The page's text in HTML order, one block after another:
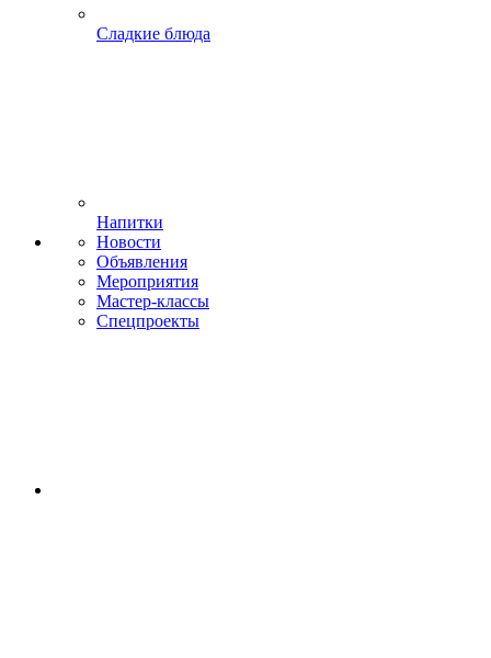
Сладкие блюда
Напитки
Новости
Объявления
Мероприятия
Мастер-классы
Спецпроекты